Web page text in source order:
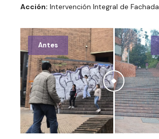
Acción: Intervención Integral de Fachada
Antes